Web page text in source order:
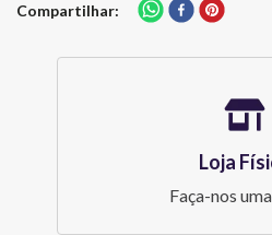
Compartilhar
Loja
Faça-nos